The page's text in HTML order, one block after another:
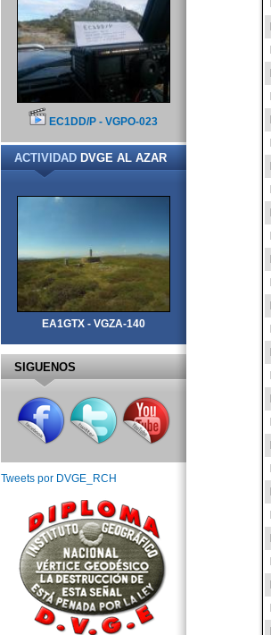
EC1DD/P - VGPO-023
ACTIVIDADDVGE AL AZAR
EA1GTX - VGZA-140
SIGUENOS
Tweets por DVGE_RCH